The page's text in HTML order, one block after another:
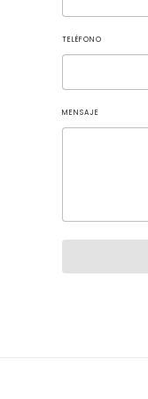
TELÉFONO
MENSAJE